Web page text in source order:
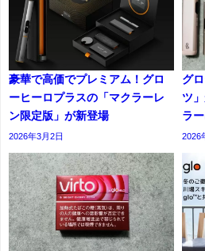
豪華で高価でプレミアム！グロ
ーヒーロプラスの「マクラーレ
ン限定版」が新登場
2026年3月2日
グ
ツ
ラ
2026